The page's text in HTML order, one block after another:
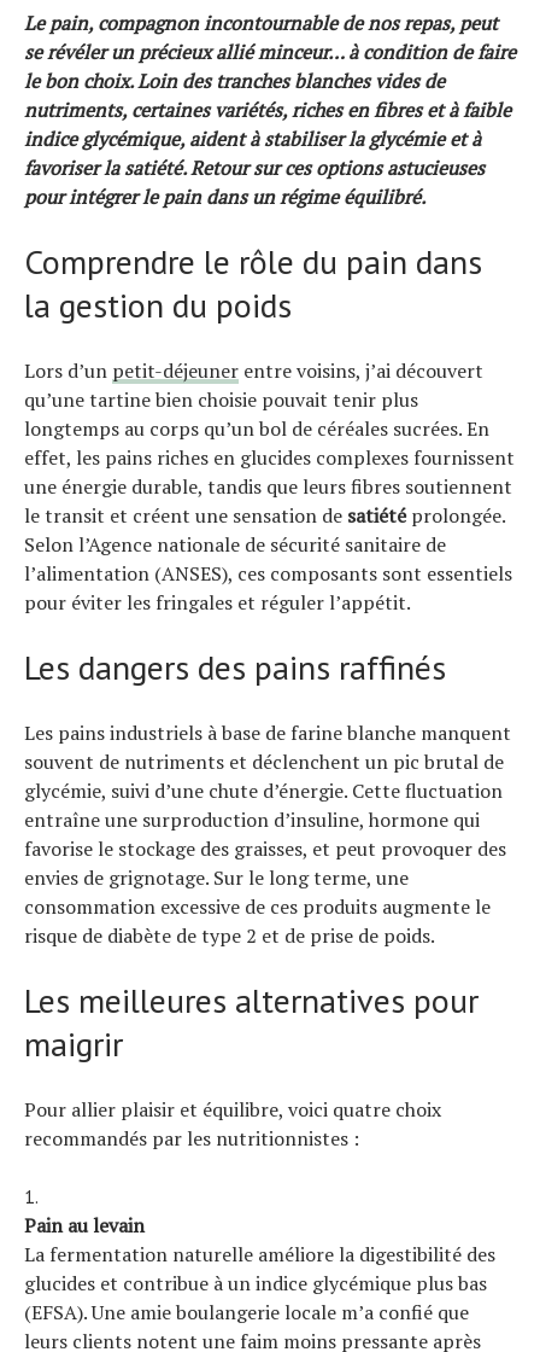
Le pain, compagnon incontournable de nos repas, peut
se révéler un précieux allié minceur… à condition de faire
le bon choix. Loin des tranches blanches vides de
nutriments, certaines variétés, riches en fibres et à faible
indice glycémique, aident à stabiliser la glycémie et à
favoriser la satiété. Retour sur ces options astucieuses
pour intégrer le pain dans un régime équilibré.
Comprendre le rôle du pain dans
la gestion du poids
Lors d’un petit-déjeuner entre voisins, j’ai découvert
qu’une tartine bien choisie pouvait tenir plus
longtemps au corps qu’un bol de céréales sucrées. En
effet, les pains riches en glucides complexes fournissent
une énergie durable, tandis que leurs fibres soutiennent
le transit et créent une sensation de satiétéprolongée.
Selon l’Agence nationale de sécurité sanitaire de
l’alimentation (ANSES), ces composants sont essentiels
pour éviter les fringales et réguler l’appétit.
Les dangers des pains raffinés
Les pains industriels à base de farine blanche manquent
souvent de nutriments et déclenchent un pic brutal de
glycémie, suivi d’une chute d’énergie. Cette fluctuation
entraîne une surproduction d’insuline, hormone qui
favorise le stockage des graisses, et peut provoquer des
envies de grignotage. Sur le long terme, une
consommation excessive de ces produits augmente le
risque de diabète de type 2 et de prise de poids.
Les meilleures alternatives pour
maigrir
Pour allier plaisir et équilibre, voici quatre choix
recommandés par les nutritionnistes :
Pain au levain
La fermentation naturelle améliore la digestibilité des
glucides et contribue à un indice glycémique plus bas
(EFSA). Une amie boulangerie locale m’a confié que
leurs clients notent une faim moins pressante après
Tests de produits
Conseils
Tendances
Tous nos articles
À propos